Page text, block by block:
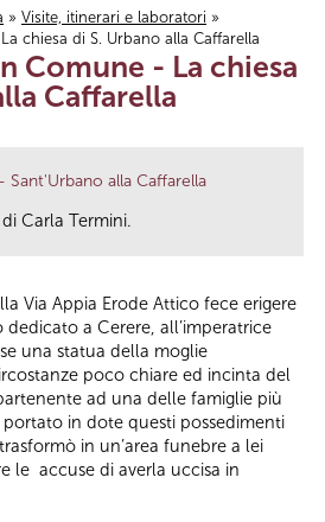
» Visite, itinerari e laboratori »
chiesa di S. Urbano alla Caffarella
Comune - La chiesa
Caffarella
Sant'Urbano alla Caffarella
Carla Termini.
Via Appia Erode Attico fece erigere
a Cerere, all’imperatrice
una statua della moglie
poco chiare ed incinta del
ad una delle famiglie più
in dote questi possedimenti
in un’area funebre a lei
le accuse di averla uccisa in